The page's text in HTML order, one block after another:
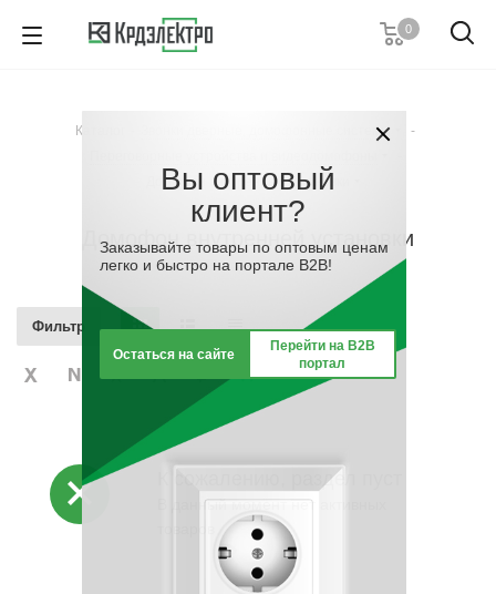
0
Каталог Звонки дверные, домофонные системы
-
Домофон внутренней установки
Домофон внутренней установки
Фильтр
К сожалению, раздел пуст
В данный момент нет активных
Вы оптовый
клиент?
Заказывайте товары по оптовым ценам
легко и быстро на портале B2B!
Остаться на сайте
Перейти на B2B
портал